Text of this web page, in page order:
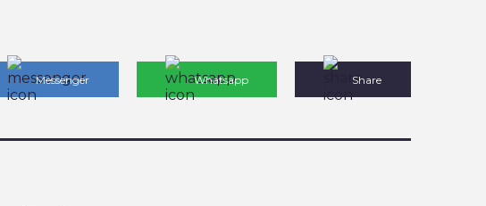
Messenger Whatsapp Share